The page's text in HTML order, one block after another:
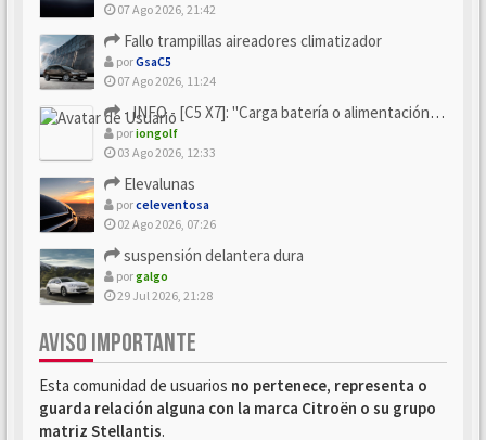
07 Ago 2026, 21:42
Fallo trampillas aireadores climatizador
porGsaC5
07 Ago 2026, 11:24
- INFO - [C5 X7]: "Carga batería o alimentación eléctri...
poriongolf
03 Ago 2026, 12:33
Elevalunas
porceleventosa
02 Ago 2026, 07:26
suspensión delantera dura
porgalgo
29 Jul 2026, 21:28
AVISO IMPORTANTE
Esta comunidad de usuarios no pertenece, representa o
guarda relación alguna con la marca Citroën o su grupo
matriz Stellantis.